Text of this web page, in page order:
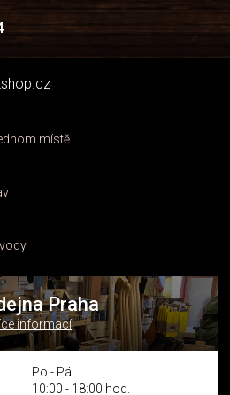
místě
Praha
informací
Po - Pá:
10:00 - 18:00 hod.